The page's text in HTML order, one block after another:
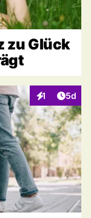
zu Glück
1
Interaktionen
5d